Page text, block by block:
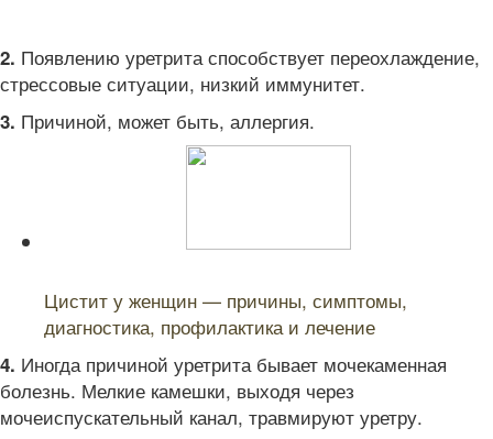
2. Появлению уретрита способствует переохлаждение,
стрессовые ситуации, низкий иммунитет.
3. Причиной, может быть, аллергия.
Цистит у женщин — причины, симптомы,
диагностика, профилактика и лечение
4. Иногда причиной уретрита бывает мочекаменная
болезнь. Мелкие камешки, выходя через
мочеиспускательный канал, травмируют уретру.